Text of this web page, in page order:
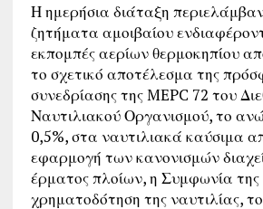
Η ημερήσια διάταξη
ζητήματα αμοιβαίου
εκπομπές αερίων θερμοκηπίου
το σχετικό αποτέλεσμα της
συνεδρίασης της MEPC 72 του
Ναυτιλιακού Οργανισμού, το
0,5%, στα ναυτιλιακά καύσιμα
εφαρμογή των κανονισμών
έρματος πλοίων, η Συμφωνία της
χρηματοδότηση της ναυτιλίας,